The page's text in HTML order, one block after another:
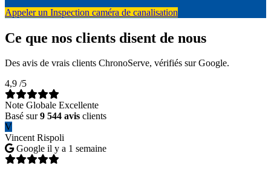
Appeler un Inspection caméra de canalisation
Ce que nos clients disent de nous
Des avis de vrais clients ChronoServe, vérifiés sur Google.
4,9 /5
Note Globale Excellente
Basé sur9 544 avis clients
V
Vincent Rispoli
Google il y a 1 semaine